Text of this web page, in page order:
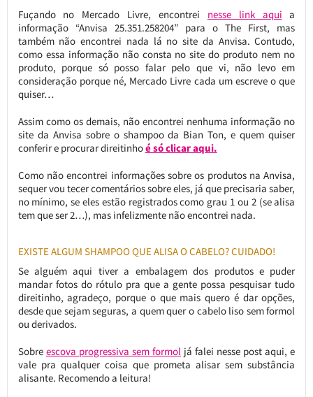
Fuçando no Mercado Livre, encontrei nesse link aqui a
informação “Anvisa 25.351.258204” para o The First, mas
também não encontrei nada lá no site da Anvisa. Contudo,
como essa informação não consta no site do produto nem no
produto, porque só posso falar pelo que vi, não levo em
consideração porque né, Mercado Livre cada um escreve o que
quiser…
Assim como os demais, não encontrei nenhuma informação no
site da Anvisa sobre o shampoo da Bian Ton, e quem quiser
conferir e procurar direitinhoé só clicar aqui.
Como não encontrei informações sobre os produtos na Anvisa,
sequer vou tecer comentários sobre eles, já que precisaria saber,
no mínimo, se eles estão registrados como grau 1 ou 2 (se alisa
tem que ser 2…), mas infelizmente não encontrei nada.
EXISTE ALGUM SHAMPOO QUE ALISA O CABELO? CUIDADO!
Se alguém aqui tiver a embalagem dos produtos e puder
mandar fotos do rótulo pra que a gente possa pesquisar tudo
direitinho, agradeço, porque o que mais quero é dar opções,
desde que sejam seguras, a quem quer o cabelo liso sem formol
ou derivados.
Sobre escova progressiva sem formol já falei nesse post aqui, e
vale pra qualquer coisa que prometa alisar sem substância
alisante. Recomendo a leitura!